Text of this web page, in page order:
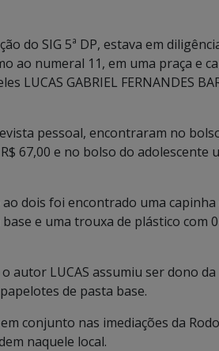
do SIG 5ª DP, estava em
ao numeral 11, em uma praça e
LUCAS GABRIEL FERNANDES
pessoal, encontraram no
67,00 e no bolso do adolescente
dois foi encontrado uma capinha
e uma trouxa de plástico com
autor LUCAS assumiu ser dono
de pasta base.
conjunto nas imediações da
naquele local.